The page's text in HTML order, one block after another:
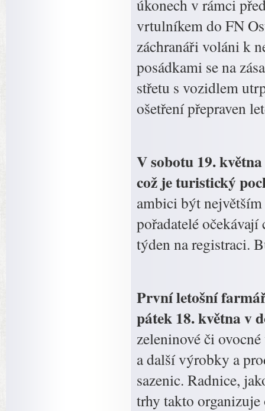
úkonech v rámci
vrtulníkem do FN
záchranáři voláni k
posádkami se na
střetu s vozidlem
ošetření přepraven
V sobotu 19.
což je turistický
ambici být
pořadatelé
týden na registraci.
První letošní
pátek 18. května v
zeleninové či
a další výrobky a
sazenic. Radnice,
trhy takto